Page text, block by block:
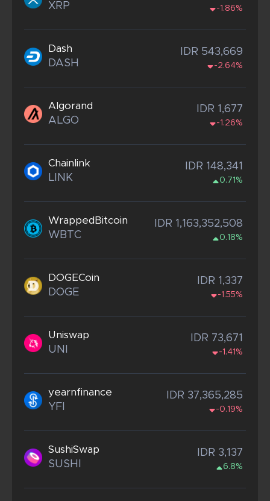
XRP -1.86%
Dash
DASH
IDR 543,669
-2.64%
Algorand
ALGO
IDR 1,677
-1.26%
Chainlink
LINK
IDR 148,341
0.71%
WrappedBitcoin
WBTC
IDR 1,163,352,508
0.18%
DOGECoin
DOGE
IDR 1,337
-1.55%
Uniswap
UNI
IDR 73,671
-1.41%
yearnfinance
YFI
IDR 37,365,285
-0.19%
SushiSwap
SUSHI
IDR 3,137
6.8%